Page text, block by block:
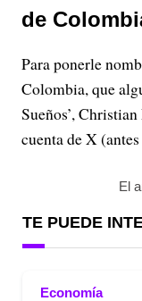
de
Para ponerle
Colombia, que
Sueños’,
cuenta de X
El
TE PUEDE
Economía